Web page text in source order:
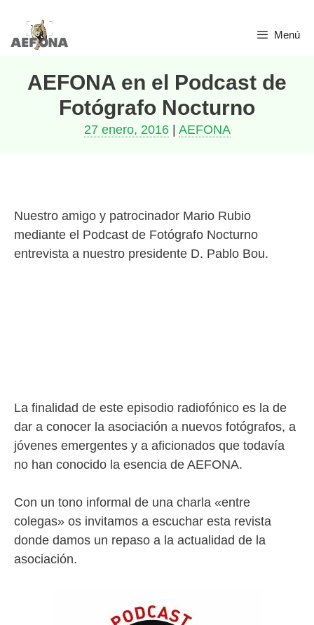
Saltar
Menú
AEFONA en el Podcast de
Fotógrafo Nocturno
27 enero, 2016| AEFONA
Nuestro amigo y patrocinador Mario Rubio
mediante el Podcast de Fotógrafo Nocturno
entrevista a nuestro presidente D. Pablo Bou.
La finalidad de este episodio radiofónico es la de
dar a conocer la asociación a nuevos fotógrafos, a
jóvenes emergentes y a aficionados que todavía
no han conocido la esencia de AEFONA.
Con un tono informal de una charla «entre
colegas» os invitamos a escuchar esta revista
donde damos un repaso a la actualidad de la
asociación.